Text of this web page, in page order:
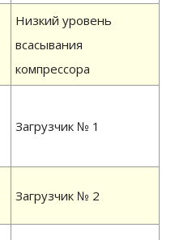
Низкий уровень
всасывания
компрессора
Загрузчик № 1
Загрузчик № 2